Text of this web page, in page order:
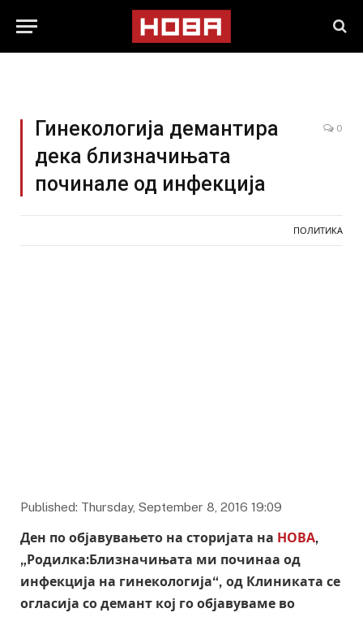
Гинекологија демантира
дека близначињата
починале од инфекција
0
ПОЛИТИКА
Published: Thursday, September 8, 2016 19:09
Ден по објавувањето на сторијата на НОВА,
„Родилка:Близначињата ми починаа од
инфекција на гинекологија“, од Клиниката се
огласија со демант кој го објавуваме во